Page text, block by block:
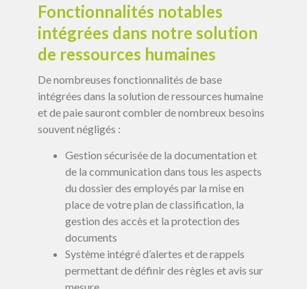
Fonctionnalités notables
intégrées dans notre solution
de ressources humaines
De nombreuses fonctionnalités de base
intégrées dans la solution de ressources humaine
et de paie sauront combler de nombreux besoins
souvent négligés :
Gestion sécurisée de la documentation et
de la communication dans tous les aspects
du dossier des employés par la mise en
place de votre plan de classification, la
gestion des accès et la protection des
documents
Système intégré d’alertes et de rappels
permettant de définir des règles et avis sur